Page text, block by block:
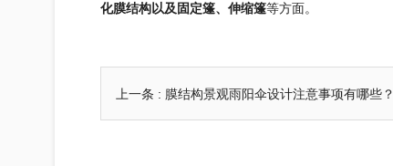
化膜结构以及固定篷、伸缩篷等方面。
上一条 : 膜结构景观雨阳伞设计注意事项有哪些？